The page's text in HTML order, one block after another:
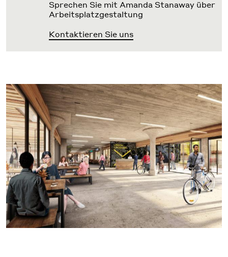
Sprechen Sie mit Amanda Stanaway über
Arbeitsplatzgestaltung
Kontaktieren Sie uns